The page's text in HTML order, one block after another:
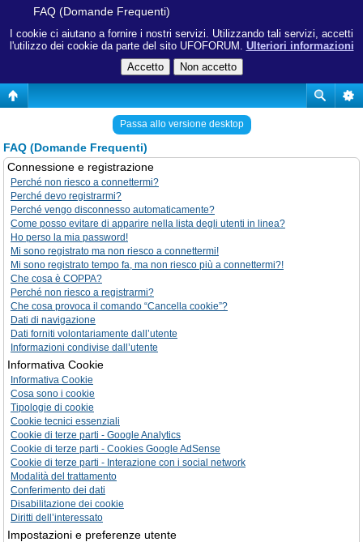
I cookie ci aiutano a fornire i nostri servizi. Utilizzando tali servizi, accetti
l'utilizzo dei cookie da parte del sito UFOFORUM. Ulteriori informazioni
FAQ (Domande Frequenti)
Passa allo versione desktop
FAQ (Domande Frequenti)
Connessione e registrazione
Perché non riesco a connettermi?
Perché devo registrarmi?
Perché vengo disconnesso automaticamente?
Come posso evitare di apparire nella lista degli utenti in linea?
Ho perso la mia password!
Mi sono registrato ma non riesco a connettermi!
Mi sono registrato tempo fa, ma non riesco più a connettermi?!
Che cosa è COPPA?
Perché non riesco a registrarmi?
Che cosa provoca il comando “Cancella cookie”?
Dati di navigazione
Dati forniti volontariamente dall’utente
Informazioni condivise dall’utente
Informativa Cookie
Informativa Cookie
Cosa sono i cookie
Tipologie di cookie
Cookie tecnici essenziali
Cookie di terze parti - Google Analytics
Cookie di terze parti - Cookies Google AdSense
Cookie di terze parti - Interazione con i social network
Modalità del trattamento
Conferimento dei dati
Disabilitazione dei cookie
Diritti dell’interessato
Impostazioni e preferenze utente